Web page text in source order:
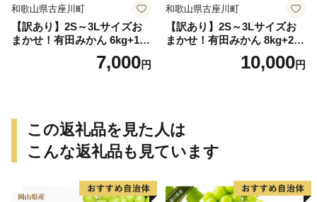
和歌山県古座川町
【訳あり】2S～3Lサイズお
まかせ！有田みかん 6kg+1kg
保証分 11月から12月下旬ま
でに順次発送致します。 / 訳
7,000円
和歌山県古座川町
【訳あり】2S～3Lサイズお
まかせ！有田みかん 8kg+2kg
保証分 11月から12月下旬ま
でに順次発送致します。 / 訳
10,000円
この返礼品を見た人は
こんな返礼品も見ています